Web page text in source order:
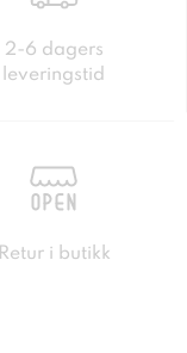
2-6 dagers
leveringstid
Retur i butikk